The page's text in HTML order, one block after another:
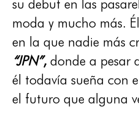
su debut en las
moda y mucho más.
en la que nadie más
“JPN”, donde a pesar
él todavía sueña con
el futuro que alguna